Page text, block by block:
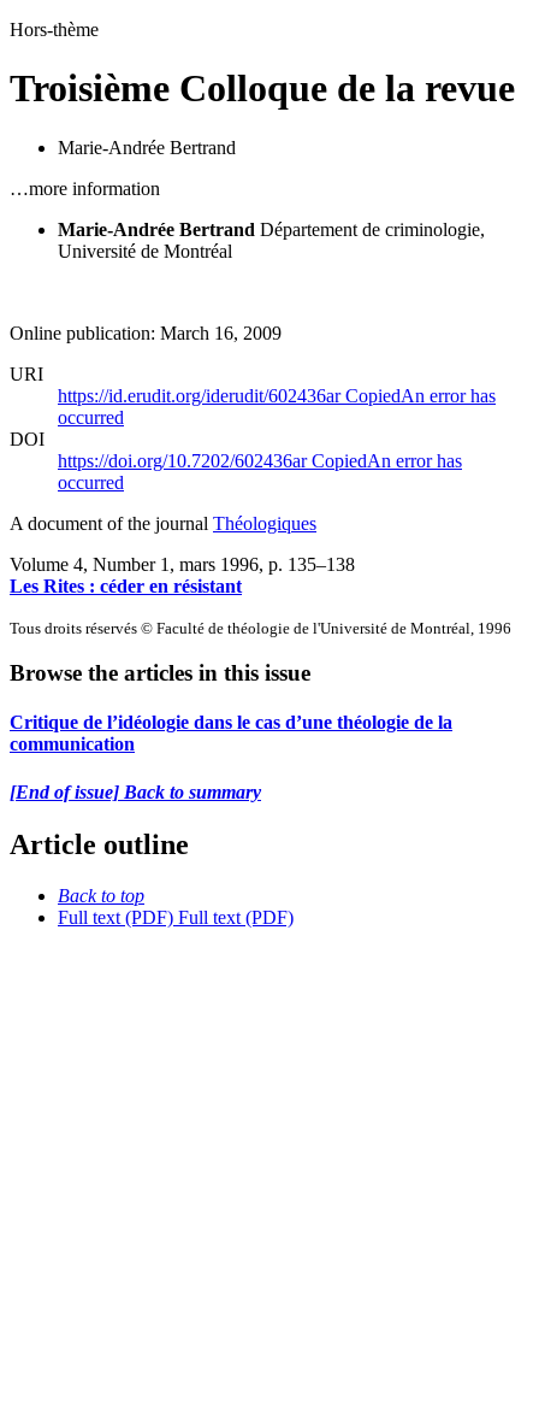
Hors-thème
Troisième Colloque de la revue
Marie-Andrée Bertrand
…more information
Marie-Andrée Bertrand Département de criminologie,
Université de Montréal
Online publication: March 16, 2009
URI
https://id.erudit.org/iderudit/602436arCopiedAn error has
occurred
DOI
https://doi.org/10.7202/602436arCopiedAn error has
occurred
A document of the journal Théologiques
Volume 4, Number 1, mars 1996, p. 135–138
Les Rites : céder en résistant
Tous droits réservés © Faculté de théologie de l'Université de Montréal, 1996
Browse the articles in this issue
Critique de l’idéologie dans le cas d’une théologie de la
communication
[End of issue] Back to summary
Article outline
Back to top
Full text (PDF) Full text (PDF)